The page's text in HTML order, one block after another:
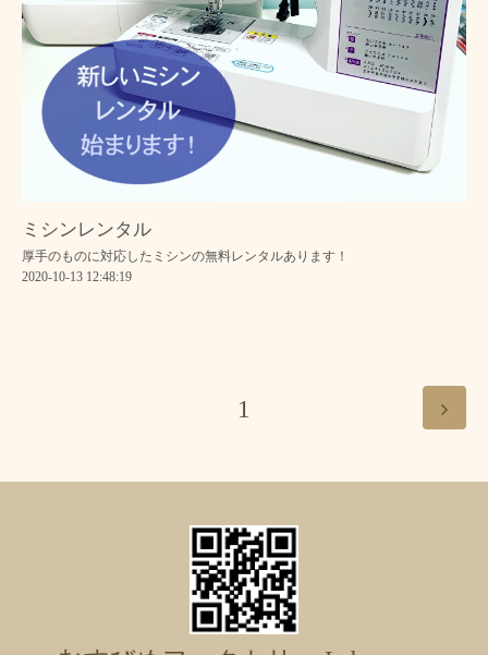
ミシンレンタル
厚手のものに対応したミシンの無料レンタルあります！
2020-10-13 12:48:19
1